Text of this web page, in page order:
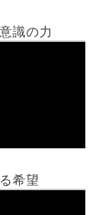
識の力
希望
ホーム